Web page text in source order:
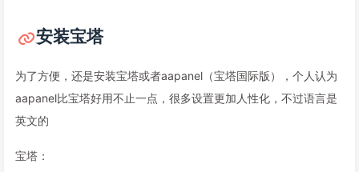
安装宝塔
为了方便，还是安装宝塔或者aapanel（宝塔国际版），个人认为
aapanel比宝塔好用不止一点，很多设置更加人性化，不过语言是
英文的
宝塔：